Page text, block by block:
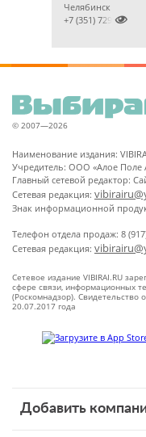
Челябинск

+7 (351) 7298929
© 2007—2026
Наименование издания:
Учредитель: ООО «Алое Поле
Главный сетевой редактор:
Сетевая редакция:
Знак информационной
Телефон отдела продаж: 8
Сетевая редакция:
Сетевое издание VIBIRAI.RU
сфере связи, информационных
(Роскомнадзор).
20.07.2017 года
Добавить